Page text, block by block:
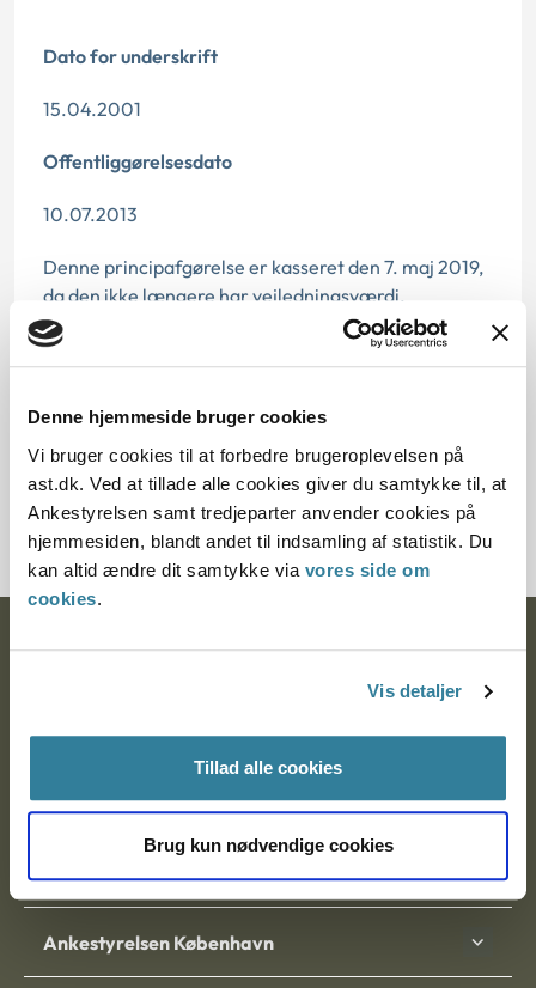
Denne hjemmeside bruger cookies
Vi bruger cookies til at forbedre brugeroplevelsen på
ast.dk. Ved at tillade alle cookies giver du samtykke til, at
Ankestyrelsen samt tredjeparter anvender cookies på
hjemmesiden, blandt andet til indsamling af statistik. Du
kan altid ændre dit samtykke via vores side om
cookies.
Vis detaljer
Tillad alle cookies
Brug kun nødvendige cookies
Dato for underskrift
15.04.2001
Offentliggørelsesdato
10.07.2013
Denne principafgørelse er kasseret den 7. maj 2019,
da den ikke længere har vejledningsværdi.
Paragraf
Journalnummer
400503-00
Ankestyrelsen
Ankestyrelsen Aalborg
Ankestyrelsen København